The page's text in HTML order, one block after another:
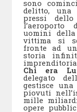
sono
delitto, una
pressi dello
uomini
vittima si
fronte ad
storia
imprenditoria.
Chi era
delegato
gestisce
piovuti
mille
opere